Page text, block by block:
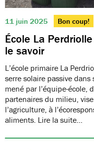
11 juin 2025 Bon coup!
École La
le savoir
L’école primaire La
serre solaire passive dans
mené par l’équipe-école,
partenaires du milieu,
l’agriculture, à
aliments. Lire la suite…